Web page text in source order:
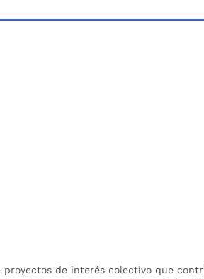
de interés colectivo que